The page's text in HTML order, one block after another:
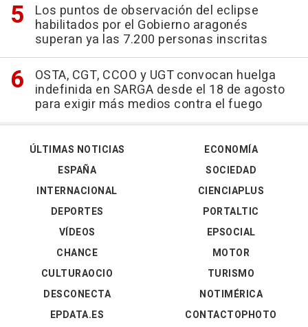
Los puntos de observación del eclipse
habilitados por el Gobierno aragonés
superan ya las 7.200 personas inscritas
OSTA, CGT, CCOO y UGT convocan huelga
indefinida en SARGA desde el 18 de agosto
para exigir más medios contra el fuego
ÚLTIMAS NOTICIAS
ESPAÑA
INTERNACIONAL
DEPORTES
VÍDEOS
ECONOMÍA
SOCIEDAD
CIENCIAPLUS
PORTALTIC
EPSOCIAL
CHANCE
CULTURAOCIO
DESCONECTA
EPDATA.ES
MOTOR
TURISMO
NOTIMÉRICA
CONTACTOPHOTO